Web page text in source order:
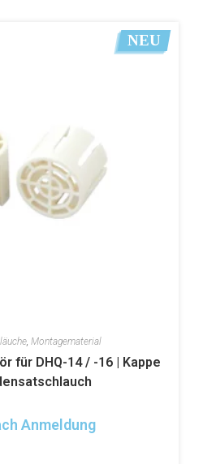
NEU
, Montagematerial
für DHQ-14 / -16 | Kappe
Anmeldung